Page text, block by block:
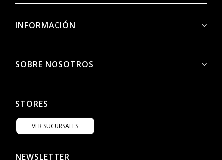
INFORMACIÓN
SOBRE NOSOTROS
STORES
VER SUCURSALES
NEWSLETTER